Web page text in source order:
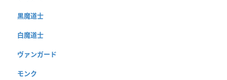
黒魔道士
白魔道士
ヴァンガード
モンク